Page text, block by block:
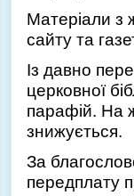
Матеріали з
сайту та
Із давно
церковної
парафій. На
знижується.
За
передплату